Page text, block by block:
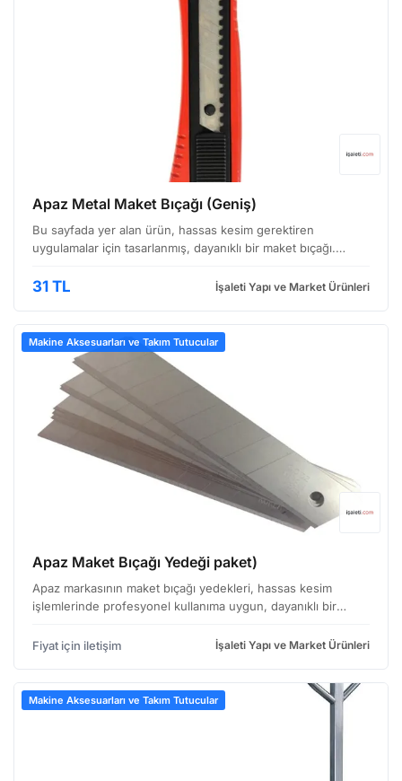
Apaz Metal Maket Bıçağı (Geniş)
Bu sayfada yer alan ürün, hassas kesim gerektiren
uygulamalar için tasarlanmış, dayanıklı bir maket bıçağı.
benzeri alanlarda sıkça tercih ediliyor. Geniş kesim ağz…
31 TL İşaleti Yapı ve Market Ürünleri
Makine Aksesuarları ve Takım Tutucular
Apaz Maket Bıçağı Yedeği paket)
Apaz markasının maket bıçağı yedekleri, hassas kesim
işlemlerinde profesyonel kullanıma uygun, dayanıklı bir
sanatları üreticileri ve model yapımcıları gibi ge…
Fiyat için iletişim İşaleti Yapı ve Market Ürünleri
Makine Aksesuarları ve Takım Tutucular